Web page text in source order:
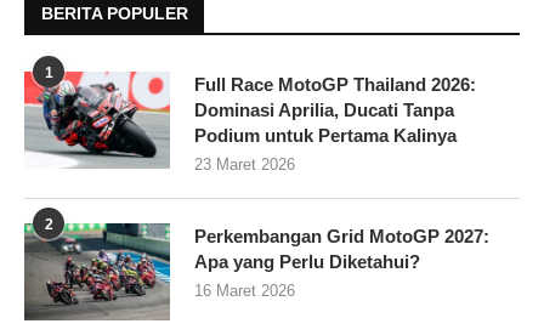
BERITA POPULER
1
Full Race MotoGP Thailand 2026:
Dominasi Aprilia, Ducati Tanpa
Podium untuk Pertama Kalinya
23 Maret 2026
2
Perkembangan Grid MotoGP 2027:
Apa yang Perlu Diketahui?
16 Maret 2026